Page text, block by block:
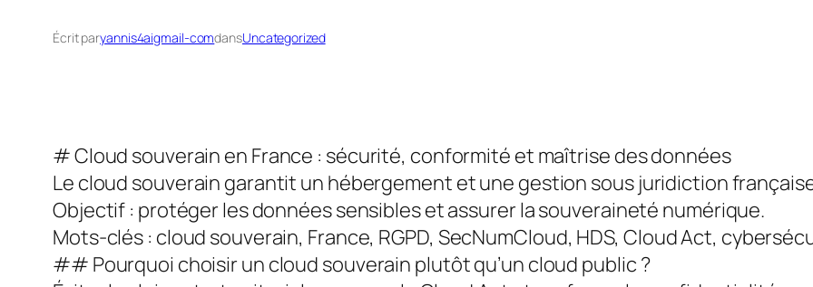
Écrit paryannis4aigmail-comdansUncategorized
# Cloud souverain en France : sécurité, conformité et maîtrise des données
Le cloud souverain garantit un hébergement et une gestion sous juridiction
Objectif : protéger les données sensibles et assurer la souveraineté numérique.
Mots-clés : cloud souverain, France, RGPD, SecNumCloud, HDS, Cloud Act,
## Pourquoi choisir un cloud souverain plutôt qu’un cloud public ?